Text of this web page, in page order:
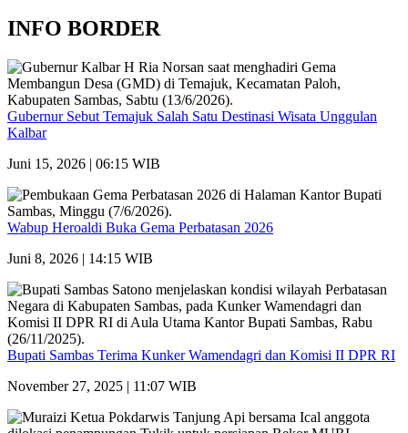
INFO BORDER
Gubernur Sebut Temajuk Salah Satu Destinasi Wisata Unggulan
Kalbar
Juni 15, 2026 | 06:15 WIB
Wabup Heroaldi Buka Gema Perbatasan 2026
Juni 8, 2026 | 14:15 WIB
Bupati Sambas Terima Kunker Wamendagri dan Komisi II DPR RI
November 27, 2025 | 11:07 WIB